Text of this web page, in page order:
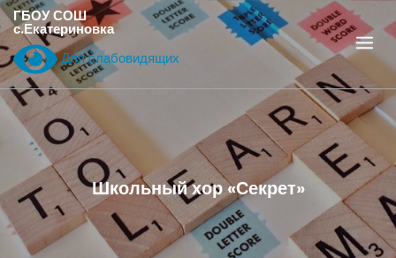
Перейти
к
содержанию
ГБОУ СОШ
с.Екатериновка
Для слабовидящих
Школьный хор «Секрет»